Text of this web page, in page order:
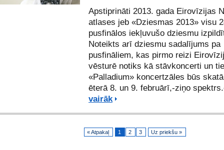
Apstiprināti 2013. gada Eirovīzijas
atlases jeb «Dziesmas 2013» visu
pusfinālos iekļuvušo dziesmu
Noteikts arī dziesmu sadalījums pa
pusfināliem, kas pirmo reizi
vēsturē notiks kā stāvkoncerti un
«Palladium» koncertzāles būs
ēterā 8. un 9. februārī,-ziņo
vairāk
« Atpakaļ 1 2 3 Uz priekšu »